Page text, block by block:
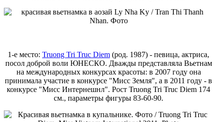
1-е место: Truong Tri Truc Diem (род. 1987) - певица, актриса,
посол доброй воли ЮНЕСКО. Дважды представляла Вьетнам
на международных конкурсах красоты: в 2007 году она
принимала участие в конкурсе "Мисс Земля", а в 2011 году - в
конкурсе "Мисс Интернешнл". Рост Truong Tri Truc Diem 174
см., параметры фигуры 83-60-90.